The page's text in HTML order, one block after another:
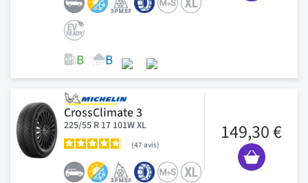
CrossClimate 3
225/55 R 17 101W XL
47 avis
149,30 €